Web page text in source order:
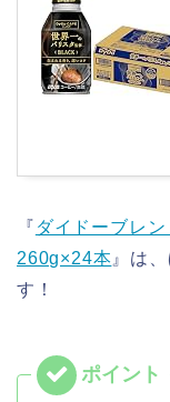
『 ダイドーブレ
260g×24本 』は
す！